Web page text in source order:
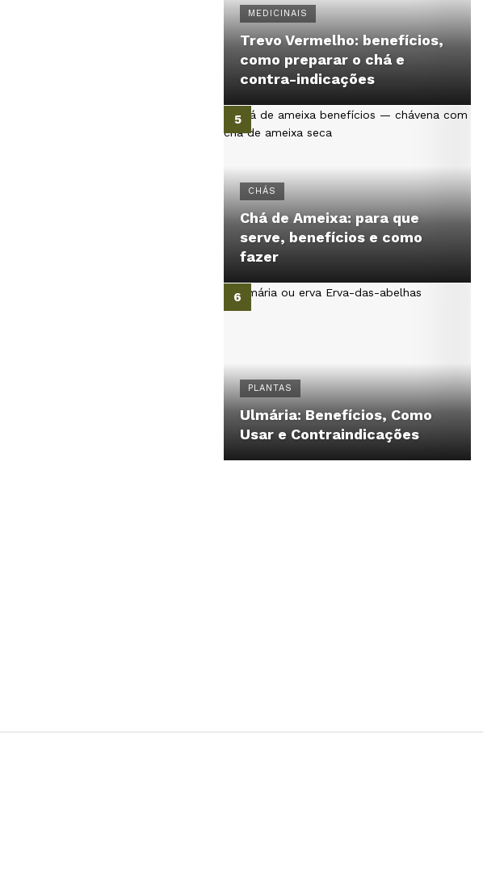
MEDICINAIS
Trevo Vermelho: benefícios,
como preparar o chá e
contra-indicações
CHÁS
Chá de Ameixa: para que
serve, benefícios e como
fazer
PLANTAS
Ulmária: Benefícios, Como
Usar e Contraindicações